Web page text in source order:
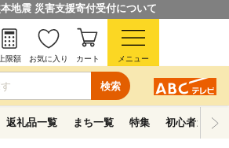
地震 災害支援寄付受付について
検索
上限額 お気に入り カート メニュー
返礼品一覧 まち一覧 特集 初心者ガイド